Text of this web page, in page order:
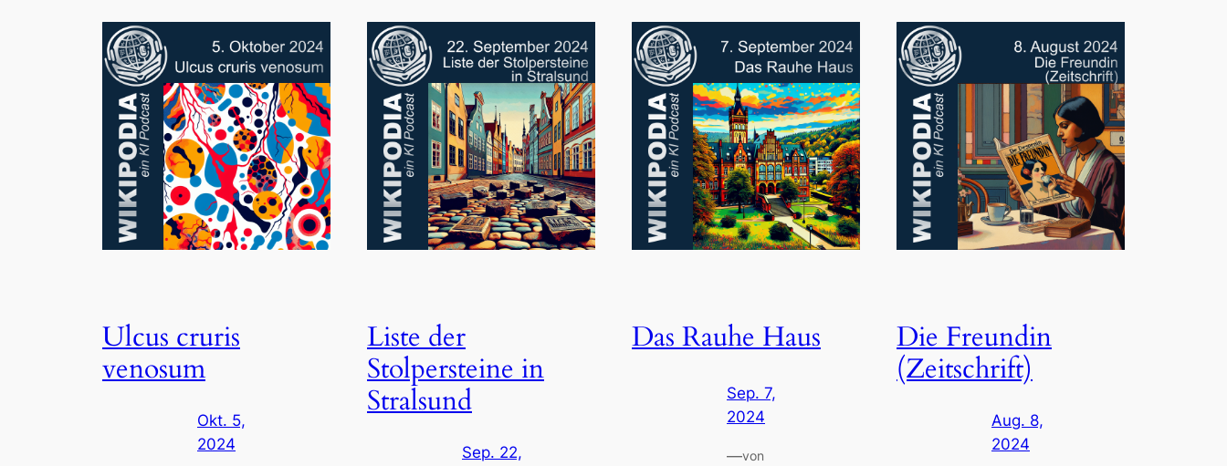
Ulcus cruris
venosum
Okt. 5,
2024
Liste der
Stolpersteine in
Stralsund
Sep. 22,
Das Rauhe Haus
Sep. 7,
2024
—von
Die Freundin
(Zeitschrift)
Aug. 8,
2024